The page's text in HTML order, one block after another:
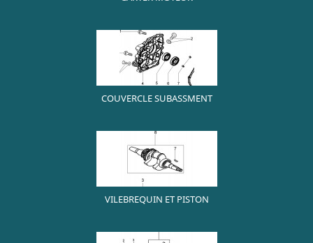
COUVERCLE SUBASSMENT
VILEBREQUIN ET PISTON